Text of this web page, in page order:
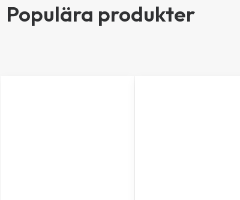
Populära produkter